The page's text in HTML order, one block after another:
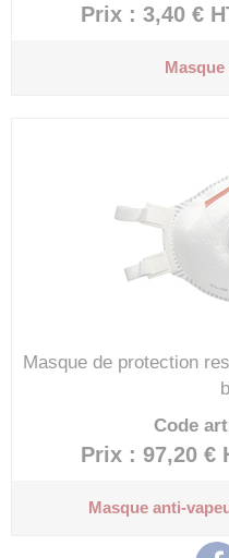
Prix : 3,40 €
Masque de protection
Code
Prix : 97,20 €
Masque anti-